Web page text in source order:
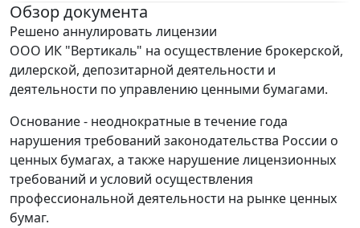
Обзор документа
Решено аннулировать лицензии
ООО ИК "Вертикаль" на осуществление брокерской,
дилерской, депозитарной деятельности и
деятельности по управлению ценными бумагами.
Основание - неоднократные в течение года
нарушения требований законодательства России о
ценных бумагах, а также нарушение лицензионных
требований и условий осуществления
профессиональной деятельности на рынке ценных
бумаг.